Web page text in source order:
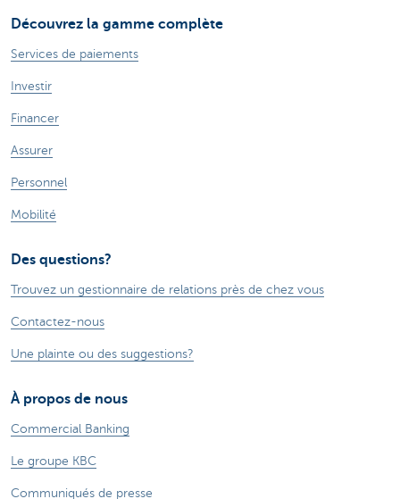
Découvrez la gamme complète
Services de paiements
Investir
Financer
Assurer
Personnel
Mobilité
Des questions?
Trouvez un gestionnaire de relations près de chez vous
Contactez-nous
Une plainte ou des suggestions?
À propos de nous
Commercial Banking
Le groupe KBC
Communiqués de presse